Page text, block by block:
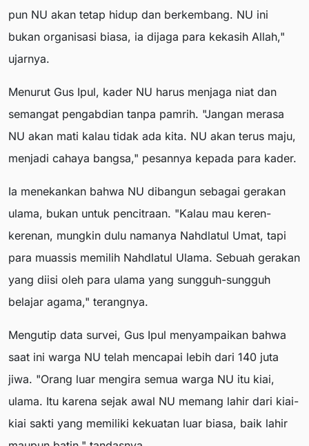
pun NU akan tetap hidup dan berkembang. NU ini
bukan organisasi biasa, ia dijaga para kekasih Allah,"
ujarnya.
Menurut Gus Ipul, kader NU harus menjaga niat dan
semangat pengabdian tanpa pamrih. "Jangan merasa
NU akan mati kalau tidak ada kita. NU akan terus maju,
menjadi cahaya bangsa," pesannya kepada para kader.
Ia menekankan bahwa NU dibangun sebagai gerakan
ulama, bukan untuk pencitraan. "Kalau mau keren-
kerenan, mungkin dulu namanya Nahdlatul Umat, tapi
para muassis memilih Nahdlatul Ulama. Sebuah gerakan
yang diisi oleh para ulama yang sungguh-sungguh
belajar agama," terangnya.
Mengutip data survei, Gus Ipul menyampaikan bahwa
saat ini warga NU telah mencapai lebih dari 140 juta
jiwa. "Orang luar mengira semua warga NU itu kiai,
ulama. Itu karena sejak awal NU memang lahir dari kiai-
kiai sakti yang memiliki kekuatan luar biasa, baik lahir